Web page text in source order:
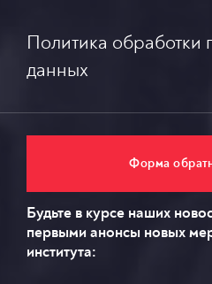
Политика обработки
данных
Форма
Будьте в курсе наших
первыми анонсы новых
института: